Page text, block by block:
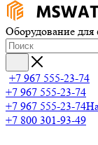
Оборудование
+7 967 555-23-74
+7 967 555-23-74
+7 967 555-23-74
+7 800 301-93-49